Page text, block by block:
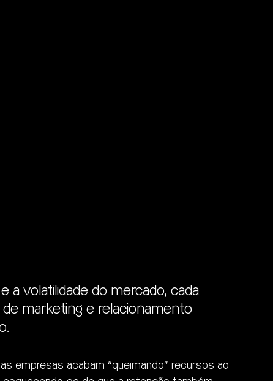
a volatilidade do mercado, cada
marketing e relacionamento
empresas acabam “queimando” recursos ao